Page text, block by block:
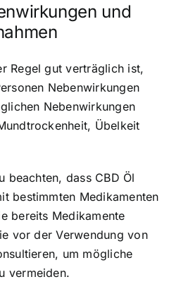
und
Regel gut verträglich ist,
Nebenwirkungen
Nebenwirkungen
Übelkeit
beachten, dass CBD Öl
bestimmten Medikamenten
bereits Medikamente
vor der Verwendung von
um mögliche
vermeiden.